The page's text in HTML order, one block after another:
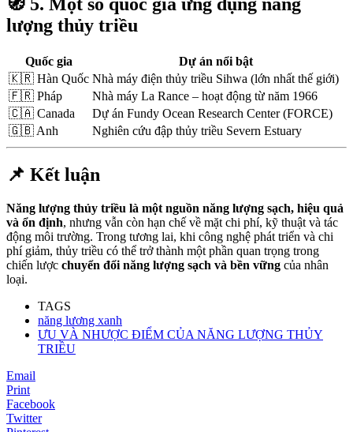
lượng thủy triều
Quốc gia
Dự án nổi bật
🇰🇷 Hàn Quốc Nhà máy điện thủy triều Sihwa (lớn nhất thế giới)
🇫🇷 Pháp
Nhà máy La Rance – hoạt động từ năm 1966
🇨🇦 Canada
Dự án Fundy Ocean Research Center (FORCE)
🇬🇧 Anh
Nghiên cứu đập thủy triều Severn Estuary
📌 Kết luận
Năng lượng thủy triều là một nguồn năng lượng sạch, hiệu quả
và ổn định, nhưng vẫn còn hạn chế về mặt chi phí, kỹ thuật và tác
động môi trường. Trong tương lai, khi công nghệ phát triển và chi
phí giảm, thủy triều có thể trở thành một phần quan trọng trong
chiến lược chuyển đổi năng lượng sạch và bền vững của nhân
loại.
TAGS
năng lương xanh
ƯU VÀ NHƯỢC ĐIỂM CỦA NĂNG LƯỢNG THỦY
TRIỀU
Email
Print
Facebook
Twitter